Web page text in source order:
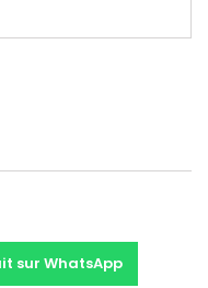
sur WhatsApp